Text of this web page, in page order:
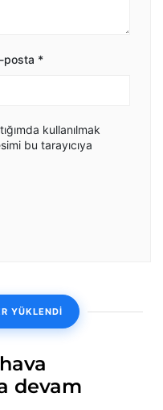
posta *
kullanılmak
bu tarayıcıya
YÜKLENDİ
devam